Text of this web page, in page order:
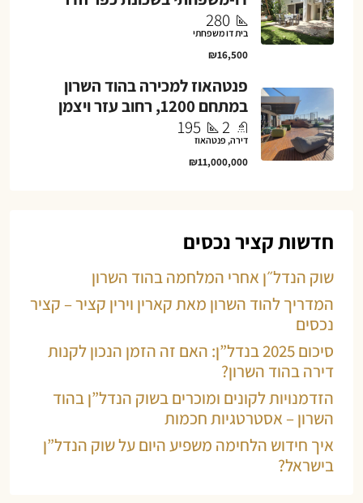
280
בית דו משפחתי
₪16,500
פנטהאוז למכירה בהוד השרון
במתחם 1200, רחוב עזר ויצמן
2
195
דירה, פנטהאוז
₪11,000,000
חדשות קציר נכסים
שוק הנדל״ן אחרי המלחמה בהוד השרון
המדריך להוד השרון מאת קארין וירין קציר – קציר
נכסים
סיכום 2025 בנדל”ן: האם זה הזמן הנכון לקנות
דירה בהוד השרון?
הזדמנויות לקונים ומוכרים בשוק הנדל”ן בהוד
השרון – אסטרטגיות חכמות
איך חידוש הלחימה משפיע היום על שוק הנדל”ן
בישראל?